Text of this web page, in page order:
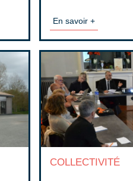
En savoir +
COLLECTIVITÉ